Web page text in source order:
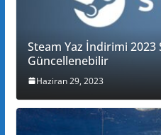
Steam Yaz İndirimi 2023
Güncellenebilir
Haziran 29, 2023